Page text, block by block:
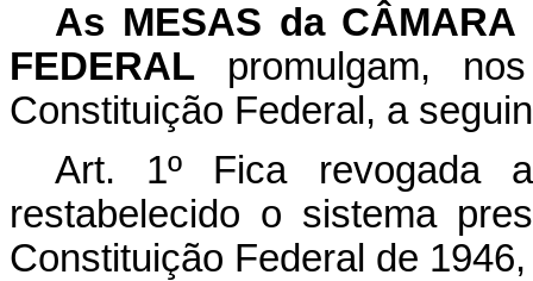
As MESAS da
FEDERAL promulgam,
Constituição Federal, a
Art. 1º Fica revogada
restabelecido o sistema
Constituição Federal de